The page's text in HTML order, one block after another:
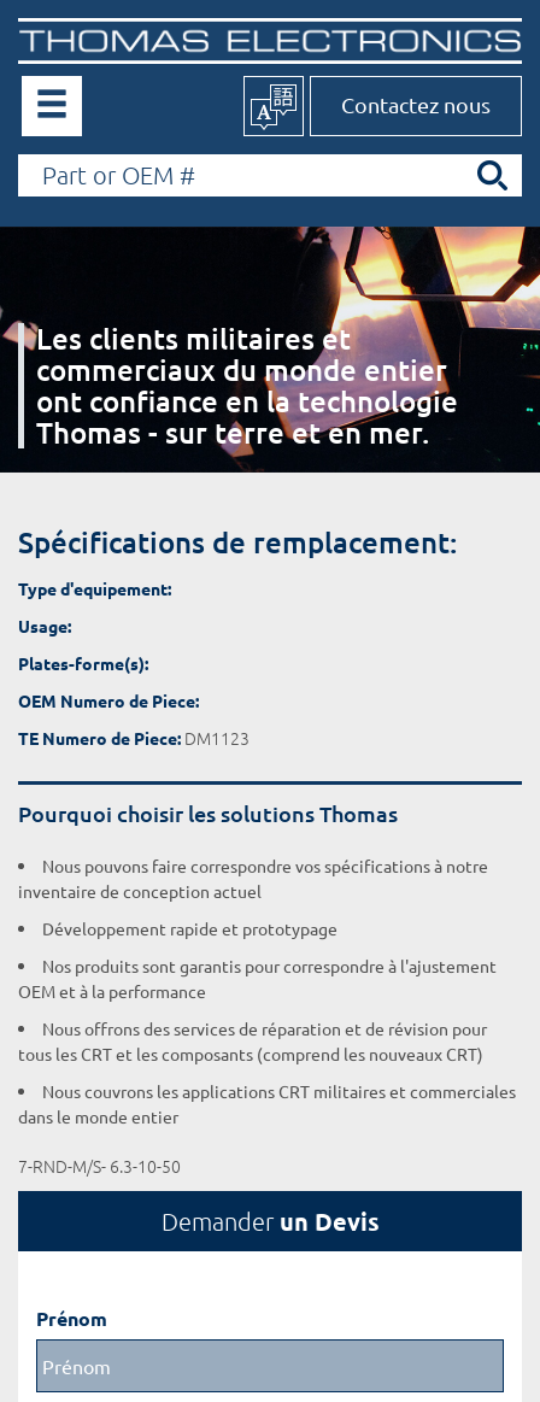
Contactez nous
Les clients militaires et
commerciaux du monde entier
ont confiance en la technologie
Thomas - sur terre et en mer.
Spécifications de remplacement:
Type d'equipement:
Usage:
Plates-forme(s):
OEM Numero de Piece:
TE Numero de Piece: DM1123
Pourquoi choisir les solutions Thomas
Nous pouvons faire correspondre vos spécifications à notre
inventaire de conception actuel
Développement rapide et prototypage
Nos produits sont garantis pour correspondre à l'ajustement
OEM et à la performance
Nous offrons des services de réparation et de révision pour
tous les CRT et les composants (comprend les nouveaux CRT)
Nous couvrons les applications CRT militaires et commerciales
dans le monde entier
7-RND-M/S- 6.3-10-50
Demander un Devis
Prénom